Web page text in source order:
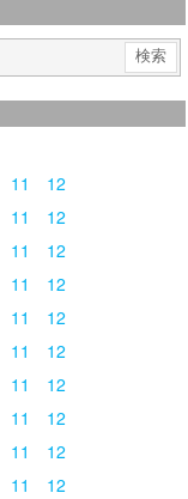
11
12
11
12
11
12
11
12
11
12
11
12
11
12
11
12
11
12
11
12